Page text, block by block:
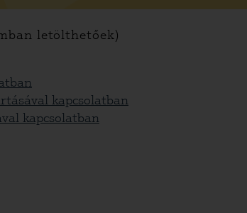
letölthetőek)
kapcsolatban
kapcsolatban